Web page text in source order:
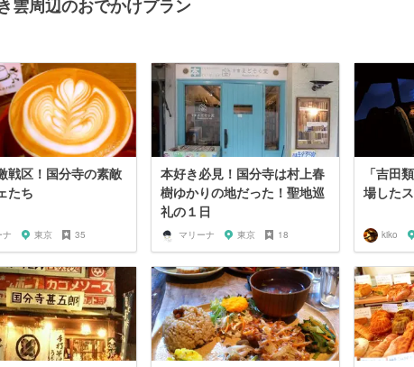
雲周辺のおでかけプラン
戦区！国分寺の素敵
たち
ナ 東京 35
本好き必見！国分寺は村上春
樹ゆかりの地だった！聖地巡
礼の１日
マリーナ 東京 18
「吉田
場した
kiko